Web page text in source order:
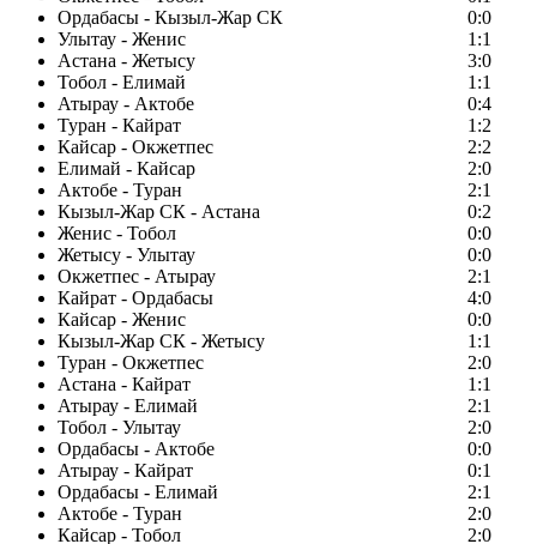
Ордабасы - Кызыл-Жар СК
0:0
Улытау - Женис
1:1
Астана - Жетысу
3:0
Тобол - Елимай
1:1
Атырау - Актобе
0:4
Туран - Кайрат
1:2
Кайсар - Окжетпес
2:2
Елимай - Кайсар
2:0
Актобе - Туран
2:1
Кызыл-Жар СК - Астана
0:2
Женис - Тобол
0:0
Жетысу - Улытау
0:0
Окжетпес - Атырау
2:1
Кайрат - Ордабасы
4:0
Кайсар - Женис
0:0
Кызыл-Жар СК - Жетысу
1:1
Туран - Окжетпес
2:0
Астана - Кайрат
1:1
Атырау - Елимай
2:1
Тобол - Улытау
2:0
Ордабасы - Актобе
0:0
Атырау - Кайрат
0:1
Ордабасы - Елимай
2:1
Актобе - Туран
2:0
Кайсар - Тобол
2:0